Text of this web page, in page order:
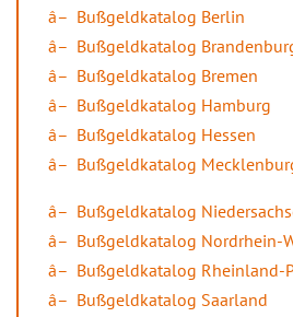
Bußgeldkatalog Berlin
Bußgeldkatalog
Bußgeldkatalog Bremen
Bußgeldkatalog Hamburg
Bußgeldkatalog Hessen
Bußgeldkatalog
Bußgeldkatalog
Bußgeldkatalog Nordrhein-
Bußgeldkatalog Rheinland-
Bußgeldkatalog Saarland